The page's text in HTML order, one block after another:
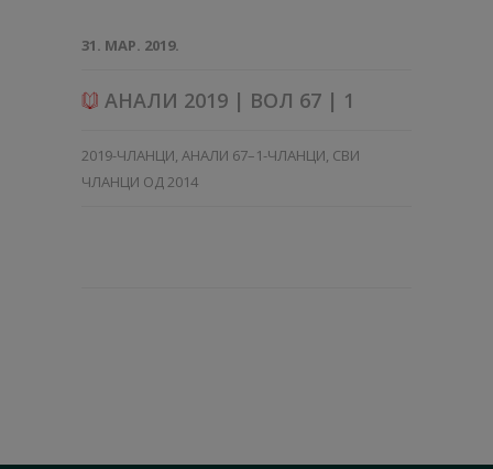
31. МАР. 2019.
АНАЛИ 2019 | ВОЛ 67 | 1
2019-ЧЛАНЦИ, АНАЛИ 67–1-ЧЛАНЦИ, СВИ
ЧЛАНЦИ ОД 2014